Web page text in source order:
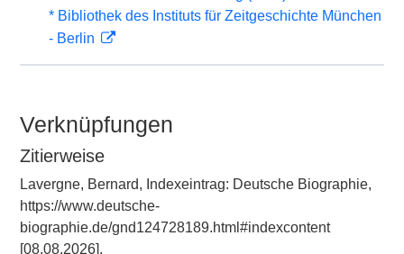
* Bibliothek des Instituts für Zeitgeschichte München
- Berlin
Verknüpfungen
Zitierweise
Lavergne, Bernard, Indexeintrag: Deutsche Biographie,
https://www.deutsche-
biographie.de/gnd124728189.html#indexcontent
[08.08.2026].